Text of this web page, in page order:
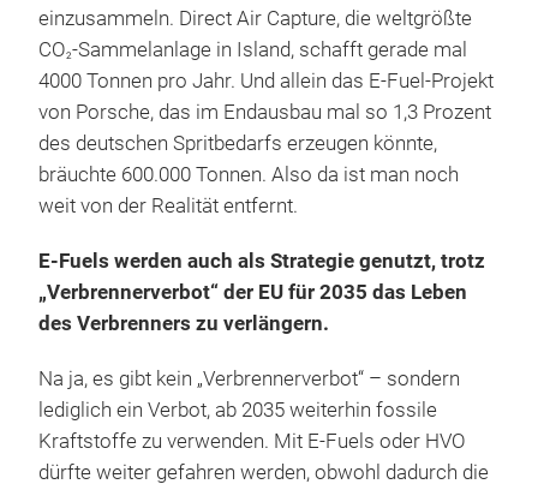
einzusammeln. Direct Air Capture, die weltgrößte
CO2-Sammelanlage in Island, schafft gerade mal
4000 Tonnen pro Jahr. Und allein das E-Fuel-Projekt
von Porsche, das im Endausbau mal so 1,3 Prozent
des deutschen Spritbedarfs erzeugen könnte,
bräuchte 600.000 Tonnen. Also da ist man noch
weit von der Realität entfernt.
E-Fuels werden auch als Strategie genutzt, trotz
„Verbrennerverbot“ der EU für 2035 das Leben
des Verbrenners zu verlängern.
Na ja, es gibt kein „Verbrennerverbot“ – sondern
lediglich ein Verbot, ab 2035 weiterhin fossile
Kraftstoffe zu verwenden. Mit E-Fuels oder HVO
dürfte weiter gefahren werden, obwohl dadurch die